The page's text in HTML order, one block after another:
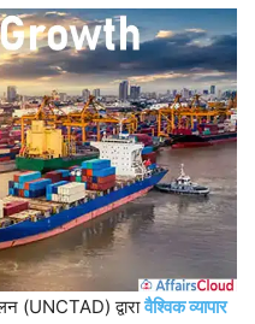
(UNCTAD) द्वारावैश्विक व्यापार